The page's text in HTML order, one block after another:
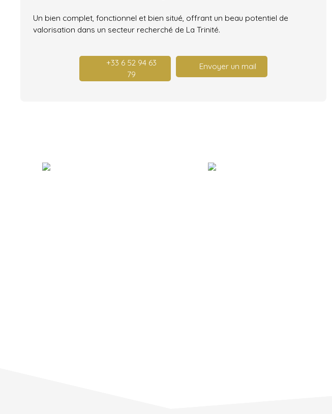
Un bien complet, fonctionnel et bien situé, offrant un beau potentiel de
valorisation dans un secteur recherché de La Trinité.
+33 6 52 94 63
79
Envoyer un mail